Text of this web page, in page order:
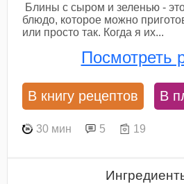
Блины с сыром и зеленью -
блюдо, которое можно
или просто так. Когда я их...
Посмотреть
В книгу рецептов В
30 мин 5 19